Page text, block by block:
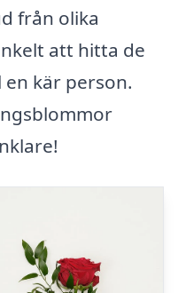
från olika
att hitta de
kär person.